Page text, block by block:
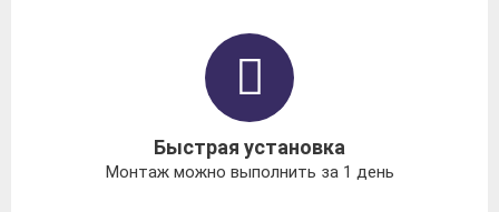
Быстрая установка
Монтаж можно выполнить за 1 день